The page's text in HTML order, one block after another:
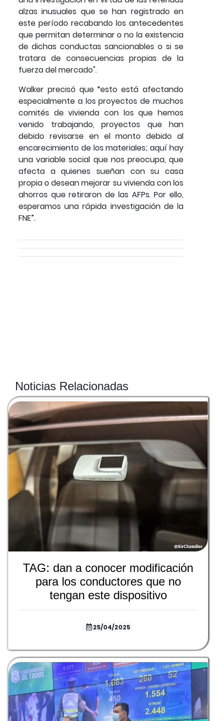
alzas inusuales que se han registrado en
este período recabando los antecedentes
que permitan determinar o no la existencia
de dichas conductas sancionables o si se
tratara de consecuencias propias de la
fuerza del mercado".
Walker precisó que “esto está afectando
especialmente a los proyectos de muchos
comités de vivienda con los que hemos
venido trabajando, proyectos que han
debido revisarse en el monto debido al
encarecimiento de los materiales; aquí hay
una variable social que nos preocupa, que
afecta a quienes sueñan con su casa
propia o desean mejorar su vivienda con los
ahorros que retiraron de las AFPs. Por ello,
esperamos una rápida investigación de la
FNE”.
Noticias Relacionadas
TAG: dan a conocer modificación
para los conductores que no
tengan este dispositivo
25/04/2025